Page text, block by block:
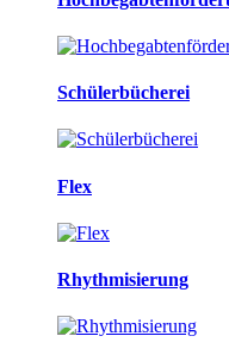
Schülerbücherei
Flex
Rhythmisierung